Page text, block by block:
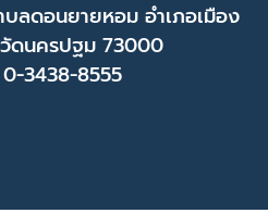
ลดอนยายหอม อำเภอเมือง
ดนครปฐม 73000
0-3438-8555